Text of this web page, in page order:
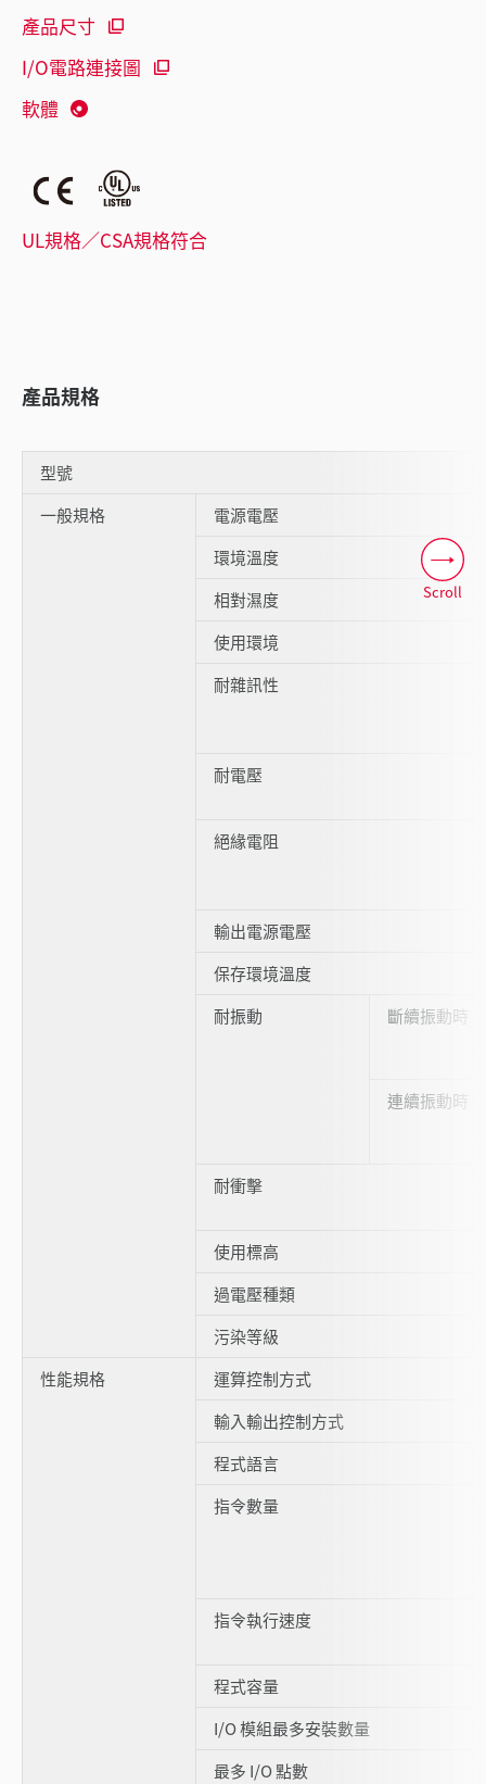
產品尺寸
I/O電路連接圖
軟體
UL規格／CSA規格符合
產品規格
型號
一般規格
電源電壓
環境溫度
相對濕度
使用環境
耐雜訊性
耐電壓
絕緣電阻
輸出電源電壓
保存環境溫度
耐振動
斷續振動時
連續振動時
耐衝擊
使用標高
過電壓種類
污染等級
性能規格
運算控制方式
輸入輸出控制方式
程式語言
指令數量
指令執行速度
程式容量
I/O 模組最多安裝數量
最多 I/O 點數
Scroll